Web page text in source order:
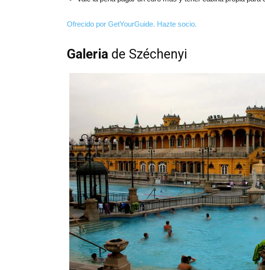
Ofrecido por GetYourGuide. Hazte socio.
Galeria de Széchenyi